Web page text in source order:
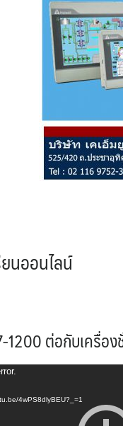
นออนไลน์
1200 ต่อกับเครื่อ
4wPS8dlyBEU?_=1